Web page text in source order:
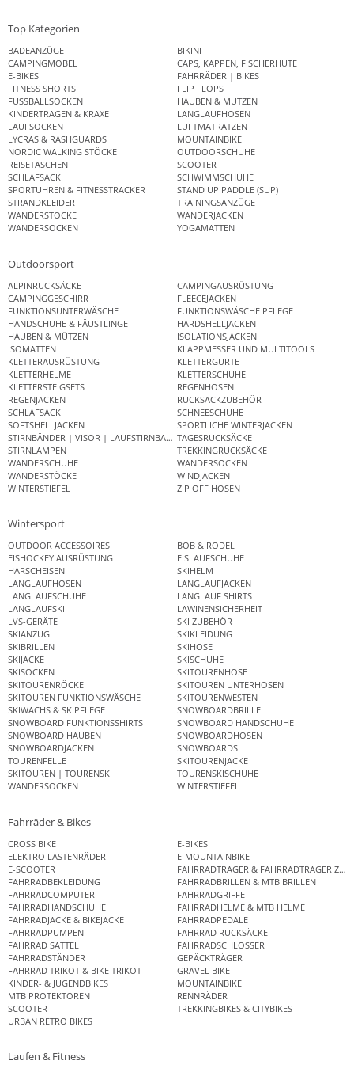
Top Kategorien
BADEANZÜGE
BIKINI
CAMPINGMÖBEL
CAPS, KAPPEN, FISCHERHÜTE
E-BIKES
FAHRRÄDER | BIKES
FITNESS SHORTS
FLIP FLOPS
FUSSBALLSOCKEN
HAUBEN & MÜTZEN
KINDERTRAGEN & KRAXE
LANGLAUFHOSEN
LAUFSOCKEN
LUFTMATRATZEN
LYCRAS & RASHGUARDS
MOUNTAINBIKE
NORDIC WALKING STÖCKE
OUTDOORSCHUHE
REISETASCHEN
SCOOTER
SCHLAFSACK
SCHWIMMSCHUHE
SPORTUHREN & FITNESSTRACKER
STAND UP PADDLE (SUP)
STRANDKLEIDER
TRAININGSANZÜGE
WANDERSTÖCKE
WANDERJACKEN
WANDERSOCKEN
YOGAMATTEN
Outdoorsport
ALPINRUCKSÄCKE
CAMPINGAUSRÜSTUNG
CAMPINGGESCHIRR
FLEECEJACKEN
FUNKTIONSUNTERWÄSCHE
FUNKTIONSWÄSCHE PFLEGE
HANDSCHUHE & FÄUSTLINGE
HARDSHELLJACKEN
HAUBEN & MÜTZEN
ISOLATIONSJACKEN
ISOMATTEN
KLAPPMESSER UND MULTITOOLS
KLETTERAUSRÜSTUNG
KLETTERGURTE
KLETTERHELME
KLETTERSCHUHE
KLETTERSTEIGSETS
REGENHOSEN
REGENJACKEN
RUCKSACKZUBEHÖR
SCHLAFSACK
SCHNEESCHUHE
SOFTSHELLJACKEN
SPORTLICHE WINTERJACKEN
STIRNBÄNDER | VISOR | LAUFSTIRNBANDTAGESRUCKSÄCKE
STIRNLAMPEN
TREKKINGRUCKSÄCKE
WANDERSCHUHE
WANDERSOCKEN
WANDERSTÖCKE
WINDJACKEN
WINTERSTIEFEL
ZIP OFF HOSEN
Wintersport
OUTDOOR ACCESSOIRES
BOB & RODEL
EISHOCKEY AUSRÜSTUNG
EISLAUFSCHUHE
HARSCHEISEN
SKIHELM
LANGLAUFHOSEN
LANGLAUFJACKEN
LANGLAUFSCHUHE
LANGLAUF SHIRTS
LANGLAUFSKI
LAWINENSICHERHEIT
LVS-GERÄTE
SKI ZUBEHÖR
SKIANZUG
SKIKLEIDUNG
SKIBRILLEN
SKIHOSE
SKIJACKE
SKISCHUHE
SKISOCKEN
SKITOURENHOSE
SKITOURENRÖCKE
SKITOUREN UNTERHOSEN
SKITOUREN FUNKTIONSWÄSCHE
SKITOURENWESTEN
SKIWACHS & SKIPFLEGE
SNOWBOARDBRILLE
SNOWBOARD FUNKTIONSSHIRTS
SNOWBOARD HANDSCHUHE
SNOWBOARD HAUBEN
SNOWBOARDHOSEN
SNOWBOARDJACKEN
SNOWBOARDS
TOURENFELLE
SKITOURENJACKE
SKITOUREN | TOURENSKI
TOURENSKISCHUHE
WANDERSOCKEN
WINTERSTIEFEL
Fahrräder & Bikes
CROSS BIKE
E-BIKES
ELEKTRO LASTENRÄDER
E-MOUNTAINBIKE
E-SCOOTER
FAHRRADTRÄGER & FAHRRADTRÄGER
FAHRRADBEKLEIDUNG
FAHRRADBRILLEN & MTB BRILLEN
FAHRRADCOMPUTER
FAHRRADGRIFFE
FAHRRADHANDSCHUHE
FAHRRADHELME & MTB HELME
FAHRRADJACKE & BIKEJACKE
FAHRRADPEDALE
FAHRRADPUMPEN
FAHRRAD RUCKSÄCKE
FAHRRAD SATTEL
FAHRRADSCHLÖSSER
FAHRRADSTÄNDER
GEPÄCKTRÄGER
FAHRRAD TRIKOT & BIKE TRIKOT
GRAVEL BIKE
KINDER- & JUGENDBIKES
MOUNTAINBIKE
MTB PROTEKTOREN
RENNRÄDER
SCOOTER
TREKKINGBIKES & CITYBIKES
URBAN RETRO BIKES
Laufen & Fitness